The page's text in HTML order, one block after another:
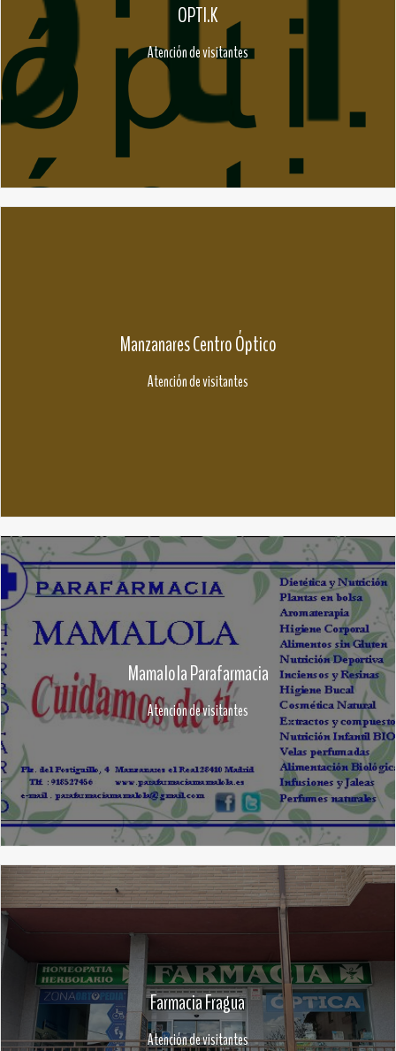
OPTI.K
Atención de visitantes
Manzanares Centro Óptico
Atención de visitantes
Mamalola Parafarmacia
Atención de visitantes
Farmacia Fragua
Atención de visitantes